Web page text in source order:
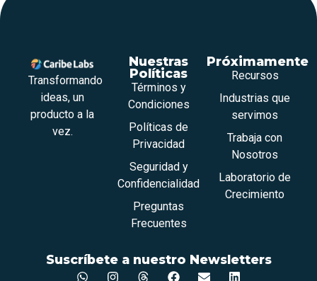
Transformando
ideas, un
producto a la
vez.
Nuestras
Políticas
Términos y
Condiciones
Políticas de
Privacidad
Seguridad y
Confidencialidad
Preguntas
Frecuentes
Próximamente
Recursos
Industrias que
servimos
Trabaja con
Nosotros
Laboratorio de
Crecimiento
Suscríbete a nuestro Newsletters